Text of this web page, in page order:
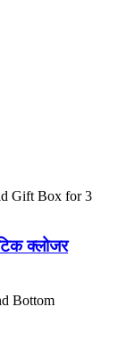
क्लोजर